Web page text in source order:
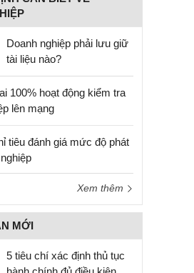
Doanh nghiệp phải lưu giữ
tài liệu nào?
100% hoạt động kiểm tra
lên mạng
tiêu đánh giá mức độ phát
Xem thêm
MỚI
5 tiêu chí xác định thủ tục